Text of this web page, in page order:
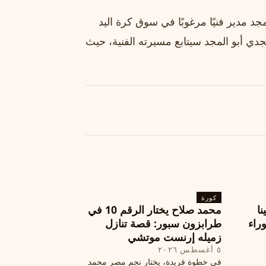
مدير فنيًا مرغوبًا في سوق كرة اليد
أبو المجد سيتابع مسيرته الفنية، حيث
وراء
كورة
محمد صلاح يختار الرقم 10 في
طرابزون سبور: قصة تنازل
زميله إرنست موتشي
٥ أغسطس ٢٠٢٦
في خطوة فريدة، يختار نجم مصر محمد